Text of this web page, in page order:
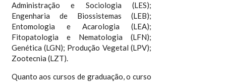
Administração e Sociologia (LES);
Engenharia de Biossistemas (LEB);
Entomologia e Acarologia (LEA);
Fitopatologia e Nematologia (LFN);
Genética (LGN); Produção Vegetal (LPV);
Zootecnia (LZT).
Quanto aos cursos de graduação, o curso